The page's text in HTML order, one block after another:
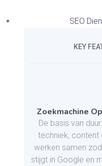
SEO
KEY
Zoekmachine
De basis van
techniek, content
werken samen
stijgt in Google en